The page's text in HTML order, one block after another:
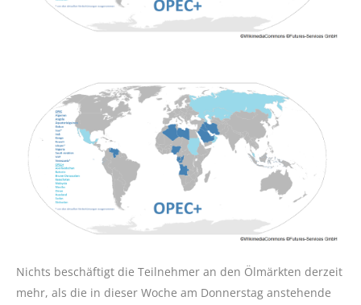
Nichts beschäftigt die Teilnehmer an den Ölmärkten derzeit
mehr, als die in dieser Woche am Donnerstag anstehende